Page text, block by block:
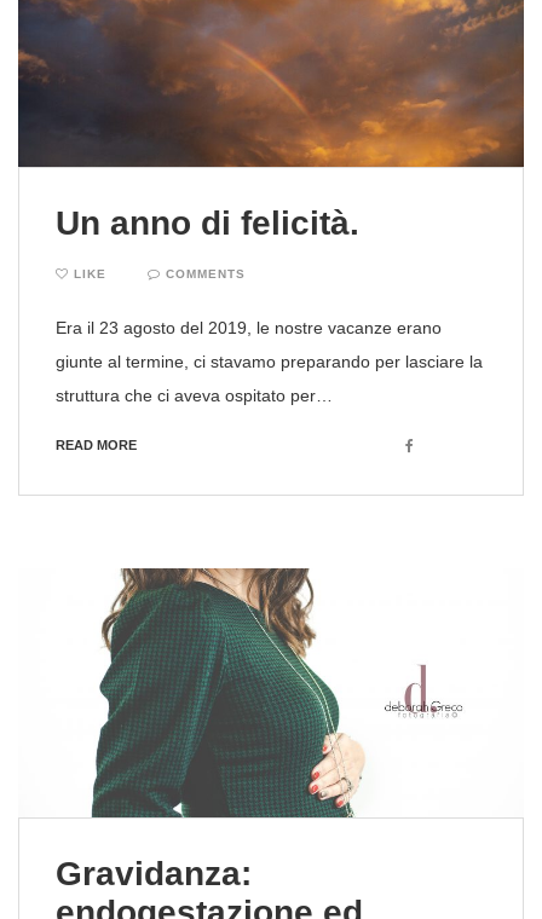
Un anno di felicità.
LIKE COMMENTS
Era il 23 agosto del 2019, le nostre vacanze erano
giunte al termine, ci stavamo preparando per lasciare la
struttura che ci aveva ospitato per…
READ MORE Facebook
Gravidanza: